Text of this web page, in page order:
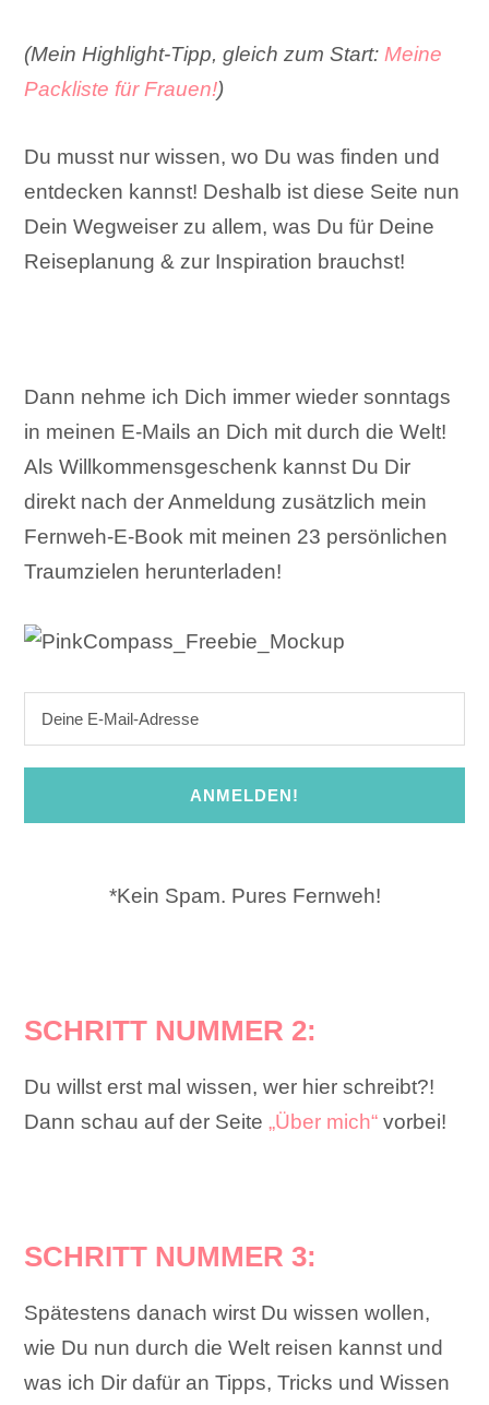
(Mein Highlight-Tipp, gleich zum Start:Meine
Packliste für Frauen!)
Du musst nur wissen, wo Du was finden und
entdecken kannst! Deshalb ist diese Seite nun
Dein Wegweiser zu allem, was Du für Deine
Reiseplanung & zur Inspiration brauchst!
Dann nehme ich Dich immer wieder sonntags
in meinen E-Mails an Dich mit durch die Welt!
Als Willkommensgeschenk kannst Du Dir
direkt nach der Anmeldung zusätzlich mein
Fernweh-E-Book mit meinen 23 persönlichen
Traumzielen herunterladen!
ANMELDEN!
*Kein Spam. Pures Fernweh!
SCHRITT NUMMER 2:
Du willst erst mal wissen, wer hier schreibt?!
Dann schau auf der Seite„Über mich“ vorbei!
SCHRITT NUMMER 3:
Spätestens danach wirst Du wissen wollen,
wie Du nun durch die Welt reisen kannst und
was ich Dir dafür an Tipps, Tricks und Wissen